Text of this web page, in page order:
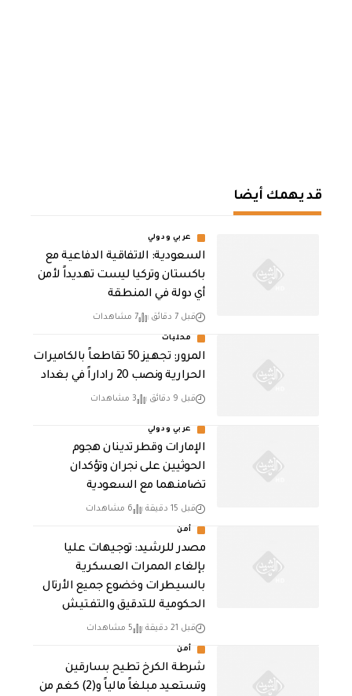
قد يهمك أيضا
عربي ودولي
السعودية: الاتفاقية الدفاعية مع
باكستان وتركيا ليست تهديداً لأمن
أي دولة في المنطقة
قبل 7 دقائق 7 مشاهدات
محليات
المرور: تجهيز 50 تقاطعاً بالكاميرات
الحرارية ونصب 20 راداراً في بغداد
قبل 9 دقائق 3 مشاهدات
عربي ودولي
الإمارات وقطر تدينان هجوم
الحوثيين على نجران وتؤكدان
تضامنهما مع السعودية
قبل 15 دقيقة 6 مشاهدات
أمن
مصدر للرشيد: توجيهات عليا
بإلغاء الممرات العسكرية
بالسيطرات وخضوع جميع الأرتال
الحكومية للتدقيق والتفتيش
قبل 21 دقيقة 5 مشاهدات
أمن
شرطة الكرخ تطيح بسارقين
وتستعيد مبلغاً مالياً و(2) كغم من